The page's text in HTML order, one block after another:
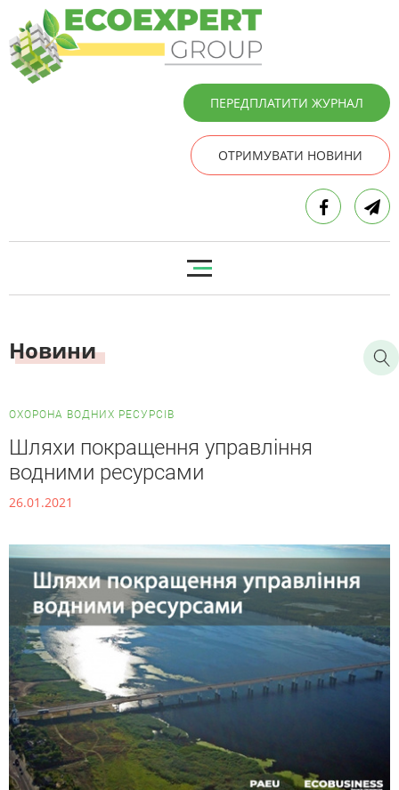
ПЕРЕДПЛАТИТИ ЖУРНАЛ
ОТРИМУВАТИ НОВИНИ
Новини
ОХОРОНА ВОДНИХ РЕСУРСІВ
Шляхи покращення управління
водними ресурсами
26.01.2021